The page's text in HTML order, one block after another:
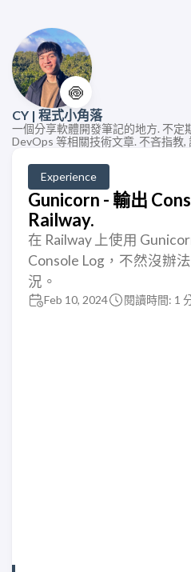
🍥
CY | 程式小角落
一個分享軟體開發筆記的地方. 不定
DevOps 等相關技術文章. 不吝指教,
Experience
Gunicorn - 輸出
Railway.
在 Railway 上使用
Console Log，不然沒辦
況。
Feb 10, 2024 閱讀時間: 1